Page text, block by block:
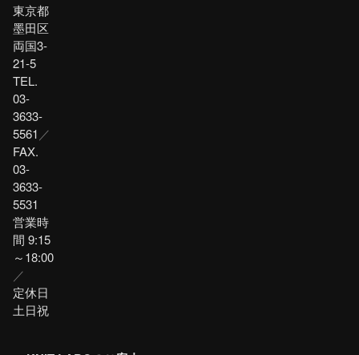
東京都
墨田区
両国3-
21-5
TEL.
03-
3633-
5561 ／
FAX.
03-
3633-
5531
営業時
間 9:15
～18:00
／
定休日
土日祝